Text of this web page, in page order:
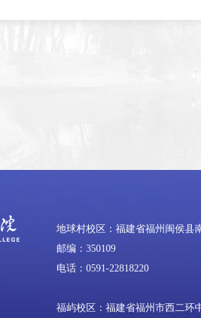
地球村校区：福建省福州闽侯县
邮编：350109
电话：0591-22818220
福屿校区：福建省福州市西二环